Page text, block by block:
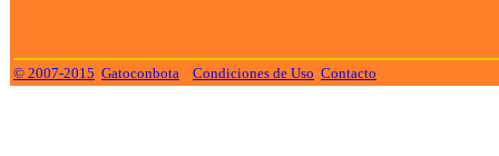
© 2007-2015 Gatoconbota Condiciones de Uso Contacto